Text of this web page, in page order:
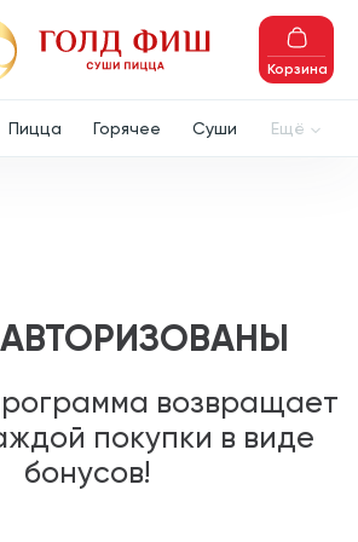
Корзина
Пицца Горячее Суши Ещё
возвращает
покупки в виде
бонусов!